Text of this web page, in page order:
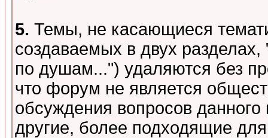
5. Темы, не касающиеся
создаваемых в двух
по душам...") удаляются без
что форум не является
обсуждения вопросов данного
другие, более подходящие для